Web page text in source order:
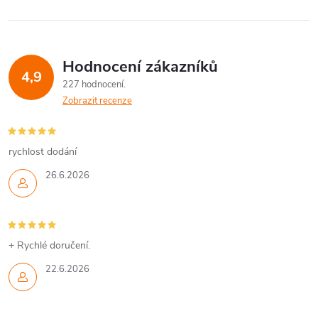
l
d
a
c
í
p
r
v
k
y
4,9 Hodnocení zákazníků
227 hodnocení
Zobrazit recenze
26.6.2026
rychlost dodání
22.6.2026
+ Rychlé doručení.